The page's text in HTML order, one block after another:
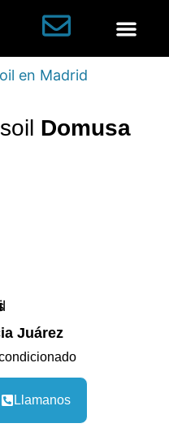
en Madrid
Domusa
Juárez
Llamanos